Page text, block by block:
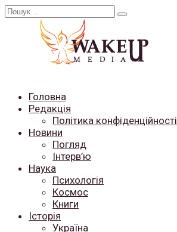
Перейти
Search
Головна
Редакція
Політика конфіденційності
Новини
Погляд
Інтерв’ю
Наука
Психологія
Космос
Книги
Історія
Україна